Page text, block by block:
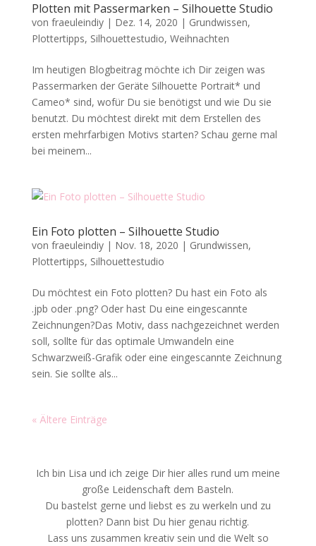
Plotten mit Passermarken – Silhouette Studio
von fraeuleindiy| Dez. 14, 2020 | Grundwissen,
Plottertipps, Silhouettestudio, Weihnachten
Im heutigen Blogbeitrag möchte ich Dir zeigen was
Passermarken der Geräte Silhouette Portrait* und
Cameo* sind, wofür Du sie benötigst und wie Du sie
benutzt. Du möchtest direkt mit dem Erstellen des
ersten mehrfarbigen Motivs starten? Schau gerne mal
bei meinem...
Ein Foto plotten – Silhouette Studio
von fraeuleindiy| Nov. 18, 2020 | Grundwissen,
Plottertipps, Silhouettestudio
Du möchtest ein Foto plotten? Du hast ein Foto als
.jpb oder .png? Oder hast Du eine eingescannte
Zeichnungen?Das Motiv, dass nachgezeichnet werden
soll, sollte für das optimale Umwandeln eine
Schwarzweiß-Grafik oder eine eingescannte Zeichnung
sein. Sie sollte als...
« Ältere Einträge
Ich bin Lisa und ich zeige Dir hier alles rund um meine
große Leidenschaft dem Basteln.
Du bastelst gerne und liebst es zu werkeln und zu
plotten? Dann bist Du hier genau richtig.
Lass uns zusammen kreativ sein und die Welt so